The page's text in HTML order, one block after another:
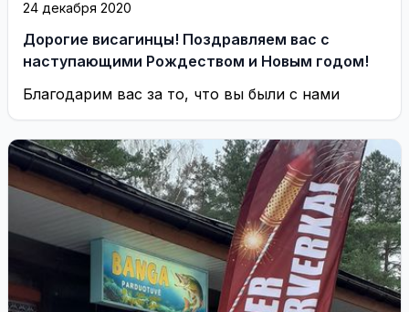
24 декабря 2020
Дорогие висагинцы! Поздравляем вас с
наступающими Рождеством и Новым годом!
Благодарим вас за то, что вы были с нами